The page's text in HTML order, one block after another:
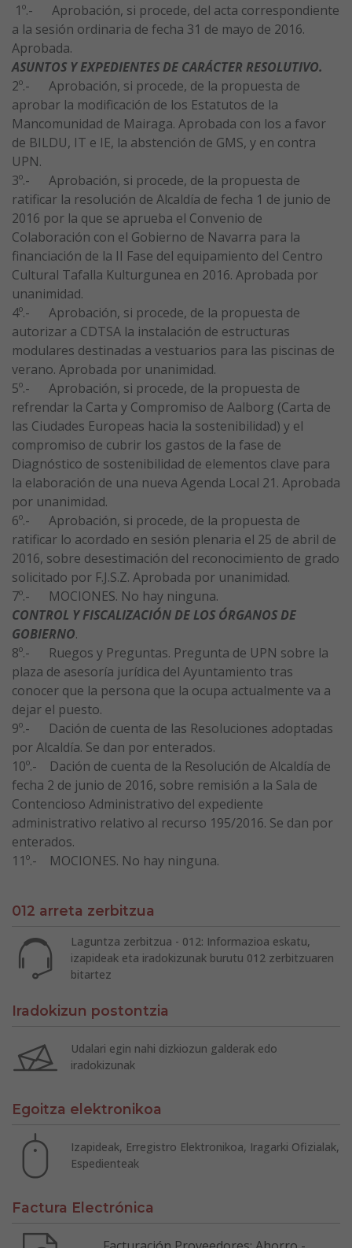
1º.- Aprobación, si procede, del acta correspondiente
a la sesión ordinaria de fecha 31 de mayo de 2016.
Aprobada.
ASUNTOS Y EXPEDIENTES DE CARÁCTER RESOLUTIVO.
2º.- Aprobación, si procede, de la propuesta de
aprobar la modificación de los Estatutos de la
Mancomunidad de Mairaga. Aprobada con los a favor
de BILDU, IT e IE, la abstención de GMS, y en contra
UPN.
3º.- Aprobación, si procede, de la propuesta de
ratificar la resolución de Alcaldía de fecha 1 de junio de
2016 por la que se aprueba el Convenio de
Colaboración con el Gobierno de Navarra para la
financiación de la II Fase del equipamiento del Centro
Cultural Tafalla Kulturgunea en 2016. Aprobada por
unanimidad.
4º.- Aprobación, si procede, de la propuesta de
autorizar a CDTSA la instalación de estructuras
modulares destinadas a vestuarios para las piscinas de
verano. Aprobada por unanimidad.
5º.- Aprobación, si procede, de la propuesta de
refrendar la Carta y Compromiso de Aalborg (Carta de
las Ciudades Europeas hacia la sostenibilidad) y el
compromiso de cubrir los gastos de la fase de
Diagnóstico de sostenibilidad de elementos clave para
la elaboración de una nueva Agenda Local 21. Aprobada
por unanimidad.
6º.- Aprobación, si procede, de la propuesta de
ratificar lo acordado en sesión plenaria el 25 de abril de
2016, sobre desestimación del reconocimiento de grado
solicitado por F.J.S.Z. Aprobada por unanimidad.
7º.- MOCIONES. No hay ninguna.
CONTROL Y FISCALIZACIÓN DE LOS ÓRGANOS DE
GOBIERNO.
8º.- Ruegos y Preguntas. Pregunta de UPN sobre la
plaza de asesoría jurídica del Ayuntamiento tras
conocer que la persona que la ocupa actualmente va a
dejar el puesto.
9º.- Dación de cuenta de las Resoluciones adoptadas
por Alcaldía. Se dan por enterados.
10º.- Dación de cuenta de la Resolución de Alcaldía de
fecha 2 de junio de 2016, sobre remisión a la Sala de
Contencioso Administrativo del expediente
administrativo relativo al recurso 195/2016. Se dan por
enterados.
11º.- MOCIONES. No hay ninguna.
012 arreta zerbitzua
Laguntza zerbitzua - 012: Informazioa eskatu,
izapideak eta iradokizunak burutu 012 zerbitzuaren
bitartez
Iradokizun postontzia
Udalari egin nahi dizkiozun galderak edo
iradokizunak
Egoitza elektronikoa
Izapideak, Erregistro Elektronikoa, Iragarki Ofizialak,
Espedienteak
Factura Electrónica